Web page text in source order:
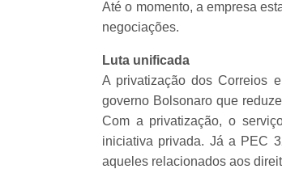
Até o momento, a empresa
negociações.
Luta unificada
A privatização dos Correios
governo Bolsonaro que
Com a privatização, o
iniciativa privada. Já a PEC
aqueles relacionados aos